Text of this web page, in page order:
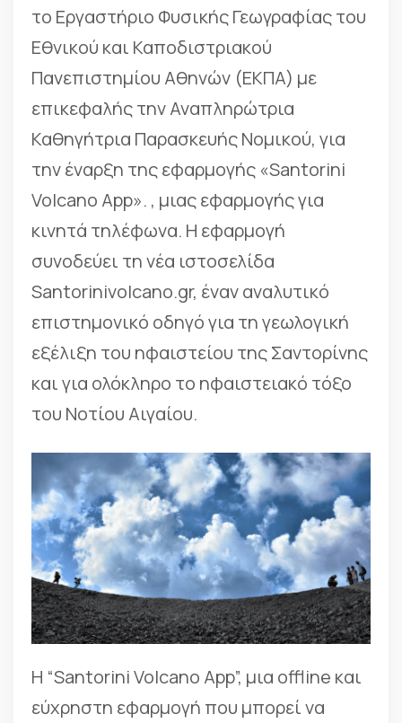
το Εργαστήριο Φυσικής Γεωγραφίας του
Εθνικού και Καποδιστριακού
Πανεπιστημίου Αθηνών (ΕΚΠΑ) με
επικεφαλής την Αναπληρώτρια
Καθηγήτρια Παρασκευής Νομικού, για
την έναρξη της εφαρμογής «Santorini
Volcano App». , μιας εφαρμογής για
κινητά τηλέφωνα. Η εφαρμογή
συνοδεύει τη νέα ιστοσελίδα
Santorinivolcano.gr, έναν αναλυτικό
επιστημονικό οδηγό για τη γεωλογική
εξέλιξη του ηφαιστείου της Σαντορίνης
και για ολόκληρο το ηφαιστειακό τόξο
του Νοτίου Αιγαίου.
Η “Santorini Volcano App”, μια offline και
εύχρηστη εφαρμογή που μπορεί να